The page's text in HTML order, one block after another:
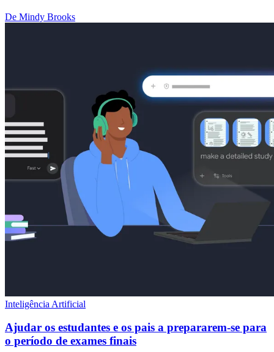
De Mindy Brooks
Inteligência Artificial
Ajudar os estudantes e os pais a prepararem-se para
o período de exames finais